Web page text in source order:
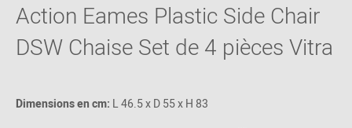
Action Eames Plastic Side Chair
DSW Chaise Set de 4 pièces Vitra
Dimensions en cm: L 46.5 x D 55 x H 83